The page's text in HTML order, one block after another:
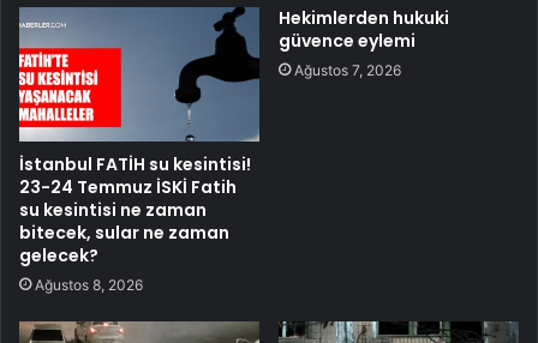
İstanbul FATİH su kesintisi!
23-24 Temmuz İSKİ Fatih
su kesintisi ne zaman
bitecek, sular ne zaman
gelecek?
Ağustos 8, 2026
Hekimlerden hukuki
güvence eylemi
Ağustos 7, 2026